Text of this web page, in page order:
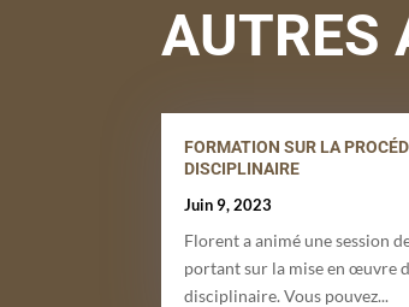
AUTRES
FORMATION SUR LA
DISCIPLINAIRE
Juin 9, 2023
Florent a animé une session
portant sur la mise en œuvre
disciplinaire. Vous pouvez...